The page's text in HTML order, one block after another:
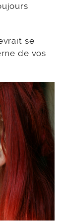
se
de vos